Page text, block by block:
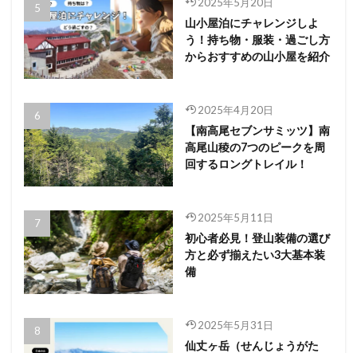
2025年5月20日
山小屋泊にチャレンジしよ
う！持ち物・服装・過ごし方
からおすすめの山小屋を紹介
2025年4月20日
【南高尾セブンサミッツ】南
高尾山稜の7つのピークを周
回するロングトレイル！
2025年5月11日
初心者必見！登山装備の選び
方と必ず揃えたい3大基本装
備
2025年5月31日
仙丈ヶ岳（せんじょうがた